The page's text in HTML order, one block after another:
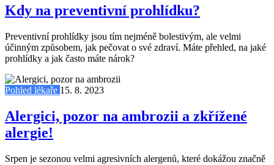
Kdy na preventivní prohlídku?
Preventivní prohlídky jsou tím nejméně bolestivým, ale velmi
účinným způsobem, jak pečovat o své zdraví. Máte přehled, na jaké
prohlídky a jak často máte nárok?
Pohled lékaře 15. 8. 2023
Alergici, pozor na ambrozii a zkřížené
alergie!
Srpen je sezonou velmi agresivních alergenů, které dokážou značně